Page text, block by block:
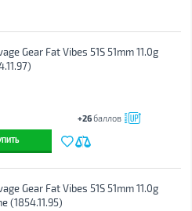
Gear Fat Vibes 51S 51mm 11.0g
+26баллов
Gear Fat Vibes 51S 51mm 11.0g
(1854.11.95)